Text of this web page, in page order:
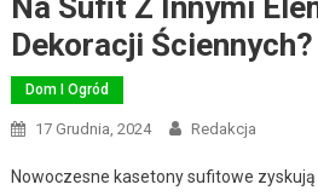
Na Sufit Z Innymi
Dekoracji Ściennych?
Dom I Ogród
17 Grudnia, 2024 Redakcja
Nowoczesne kasetony sufitowe